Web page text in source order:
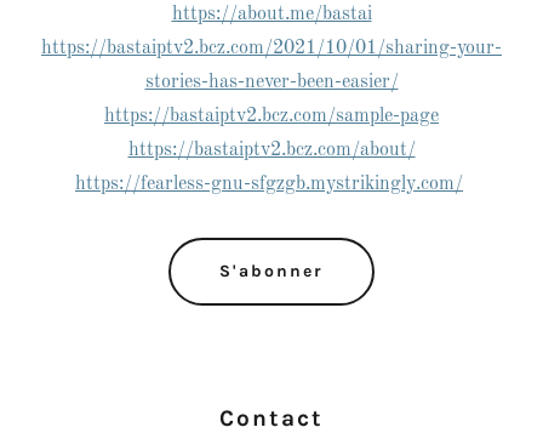
https://about.me/bastai
https://bastaiptv2.bcz.com/2021/10/01/sharing-your-
stories-has-never-been-easier/
https://bastaiptv2.bcz.com/sample-page
https://bastaiptv2.bcz.com/about/
https://fearless-gnu-sfgzgb.mystrikingly.com/
S'abonner
Contact